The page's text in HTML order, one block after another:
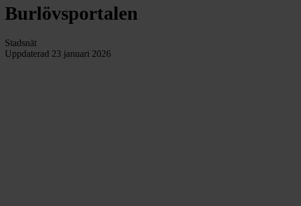
Burlövsportalen
Stadsnät
Uppdaterad 23 januari 2026